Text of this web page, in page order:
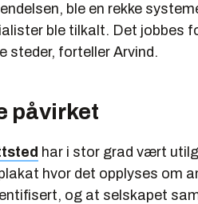
ble en rekke
ble tilkalt. Det jobbes
steder, forteller Arvind.
påvirket
har i stor grad vært
hvor det opplyses om
og at selskapet